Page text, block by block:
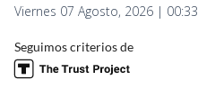
Viernes 07 Agosto, 2026 | 00:33
Seguimos criterios de